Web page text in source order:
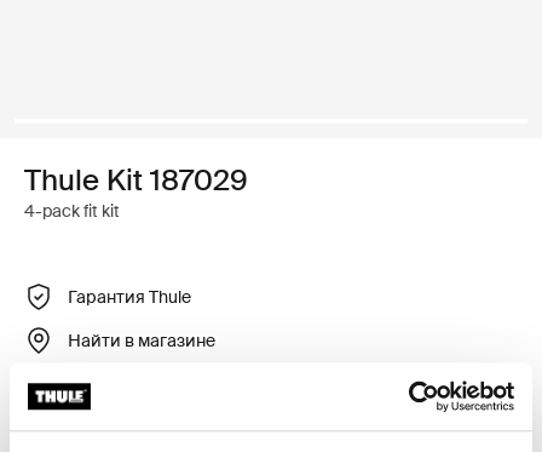
Thule Kit 187029
4-pack fit kit
Гарантия Thule
Найти в магазине
Регулируемый крепежный комплект для установки